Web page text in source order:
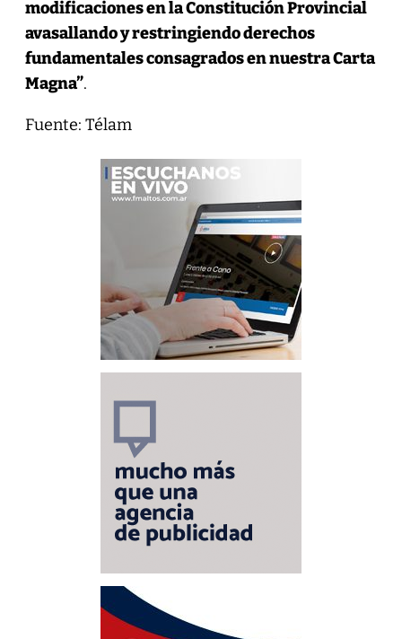
modificaciones en la Constitución Provincial
avasallando y restringiendo derechos
fundamentales consagrados en nuestra Carta
Magna”.
Fuente: Télam